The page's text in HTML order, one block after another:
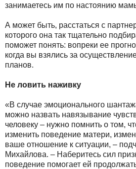
занимаетесь им по настоянию
А может быть, расстаться с
которого она так тщательно
поможет понять: вопреки ее
когда вы взялись за
планов.
Не ловить наживку
«В случае эмоционального
можно назвать навязывание
человеку – нужно помнить о том,
изменить поведение матери,
ваше отношение к ситуации, –
Михайлова. – Наберитесь сил
поведение помогает ей